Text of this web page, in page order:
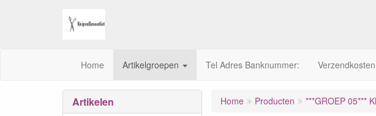
Home Artikelgroepen Tel Adres Banknummer:
Home Producten ***GROEP 05***
Artikelen